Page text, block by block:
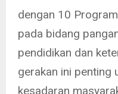
dengan 10
pada bidang
pendidikan dan
gerakan ini penting
kesadaran